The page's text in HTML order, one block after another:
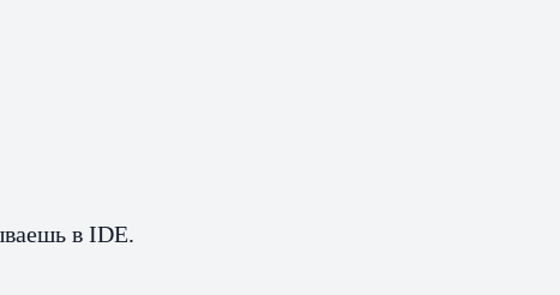
в IDE.